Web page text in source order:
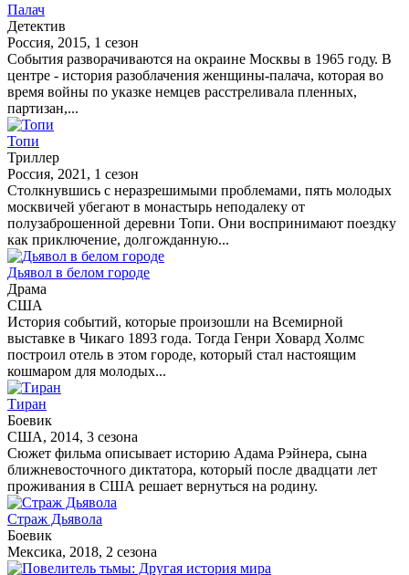
Палач
Детектив
Россия, 2015, 1 сезон
События разворачиваются на окраине Москвы в 1965 году. В
центре - история разоблачения женщины-палача, которая во
время войны по указке немцев расстреливала пленных,
партизан,...
Топи
Триллер
Россия, 2021, 1 сезон
Столкнувшись с неразрешимыми проблемами, пять молодых
москвичей убегают в монастырь неподалеку от
полузаброшенной деревни Топи. Они воспринимают поездку
как приключение, долгожданную...
Дьявол в белом городе
Драма
США
История событий, которые произошли на Всемирной
выставке в Чикаго 1893 года. Тогда Генри Ховард Холмс
построил отель в этом городе, который стал настоящим
кошмаром для молодых...
Тиран
Боевик
США, 2014, 3 сезона
Сюжет фильма описывает историю Адама Рэйнера, сына
ближневосточного диктатора, который после двадцати лет
проживания в США решает вернуться на родину.
Страж Дьявола
Боевик
Мексика, 2018, 2 сезона